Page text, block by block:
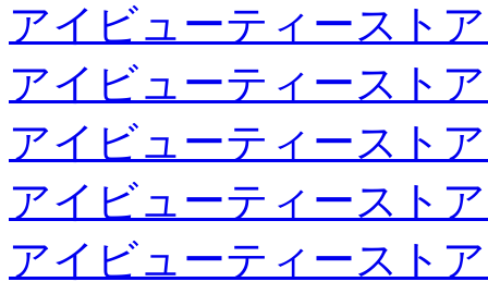
アイビューティースト
アイビューティースト
アイビューティースト
アイビューティースト
アイビューティースト